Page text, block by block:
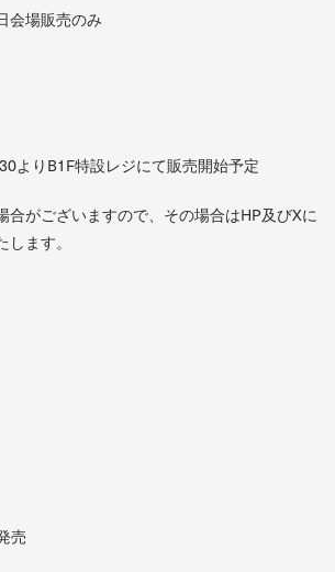
会場販売のみ
よりB1F特設レジにて販売開始予定
がございますので、その場合はHP及びXに
ます。
売